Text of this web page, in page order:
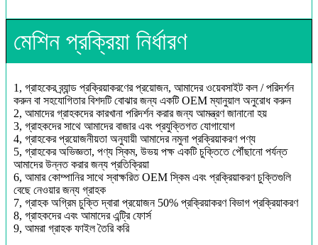
মেশিন প্রক্রিয়া নির্ধারণ
1, গ্রাহকের ব্র্যান্ড প্রক্রিয়াকরণের প্রয়োজন, আমাদের ওয়েবসাইট কল / পরিদর্শন
করুন বা সহযোগিতার বিশদটি বোঝার জন্য একটি OEM ম্যানুয়াল অনুরোধ করুন
2, আমাদের গ্রাহকদের কারখানা পরিদর্শন করার জন্য আমন্ত্রণ জানানো হয়
3, গ্রাহকদের সাথে আমাদের বাজার এবং প্রযুক্তিগত যোগাযোগ
4, গ্রাহকের প্রয়োজনীয়তা অনুযায়ী আমাদের নমুনা প্রক্রিয়াকরণ পণ্য
5, গ্রাহকের অভিজ্ঞতা, পণ্য স্কিম, উভয় পক্ষ একটি চুক্তিতে পৌঁছানো পর্যন্ত
আমাদের উন্নত করার জন্য প্রতিক্রিয়া
6, আমার কোম্পানির সাথে স্বাক্ষরিত OEM স্কিম এবং প্রক্রিয়াকরণ চুক্তিগুলি
বেছে নেওয়ার জন্য গ্রাহক
7, গ্রাহক অগ্রিম চুক্তি দ্বারা প্রয়োজন 50% প্রক্রিয়াকরণ বিভাগ প্রক্রিয়াকরণ
8, গ্রাহকদের এবং আমাদের এন্ট্রি ফোর্স
9, আমরা গ্রাহক ফাইল তৈরি করি